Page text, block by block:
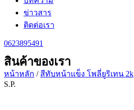
ข่าวสาร
ติดต่อเรา
0623895491
สินค้าของเรา
หน้าหลัก / สีทับหน้าแข็ง โพลี่ยูริเทน 2k
S.P.